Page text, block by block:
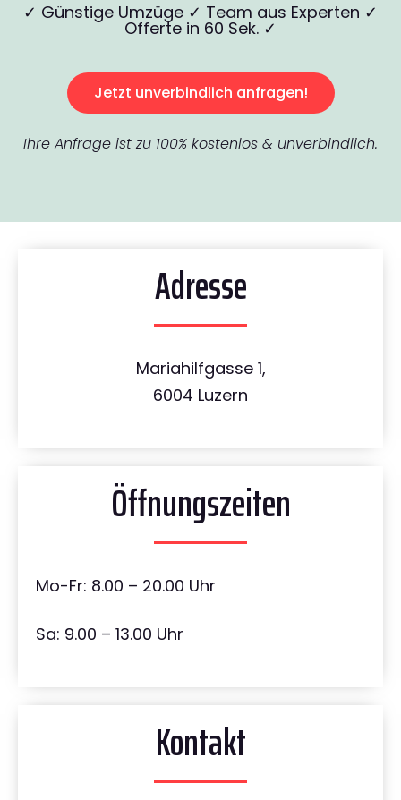
✓ Günstige Umzüge ✓ Team aus Experten ✓
Offerte in 60 Sek. ✓
Jetzt unverbindlich anfragen!
Ihre Anfrage ist zu 100% kostenlos & unverbindlich.
Adresse
Mariahilfgasse 1,
6004 Luzern
Öffnungszeiten
Mo-Fr: 8.00 – 20.00 Uhr
Sa: 9.00 – 13.00 Uhr
Kontakt